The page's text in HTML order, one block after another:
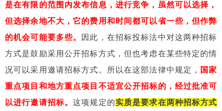
是在有限的范围内发布信息，进行竞争，虽然可以选择，
但选择余地不大，它的费用和时间都可以省一些，但作弊
的机会可能要多些。
因此，在招标投标法中对这两种招标
方式是鼓励采用公开招标方式，但也考虑在某些特定的情
况可以采用邀请招标方式。所以在这部法律中规定，
国家
重点项目和地方重点项目不适宜公开招标的，经过批准可
以进行邀请招标。这项规定的实质是要求在两种招标方式